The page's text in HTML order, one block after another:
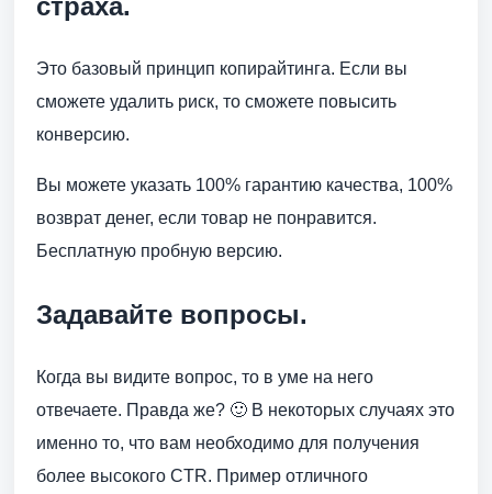
страха.
Это базовый принцип копирайтинга. Если вы
сможете удалить риск, то сможете повысить
конверсию.
Вы можете указать 100% гарантию качества, 100%
возврат денег, если товар не понравится.
Бесплатную пробную версию.
Задавайте вопросы.
Когда вы видите вопрос, то в уме на него
отвечаете. Правда же? 🙂 В некоторых случаях это
именно то, что вам необходимо для получения
более высокого CTR. Пример отличного